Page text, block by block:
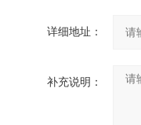
详细地址：
补充说明：